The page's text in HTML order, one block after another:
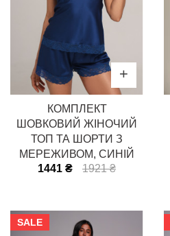
КОМПЛЕКТ
ШОВКОВИЙ ЖІНОЧИЙ
ТОП ТА ШОРТИ З
МЕРЕЖИВОМ, СИНІЙ
1441 ₴
1921 ₴
SALE